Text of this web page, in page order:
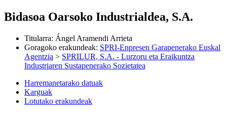
Bidasoa Oarsoko Industrialdea, S.A.
Titularra: Ángel Aramendi Arrieta
Goragoko erakundeak: SPRI-Enpresen Garapenerako Euskal
Agentzia > SPRILUR, S.A. - Lurzoru eta Eraikuntza
Industriaren Sustapenerako Sozietatea
Harremanetarako datuak
Karguak
Lotutako erakundeak